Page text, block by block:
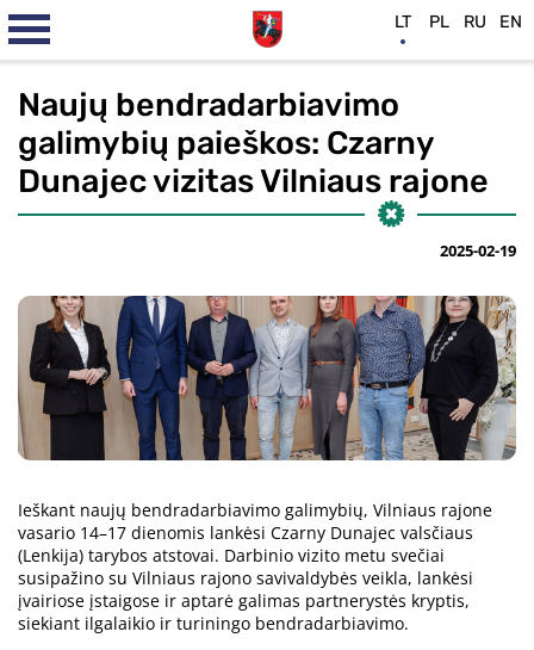
Naujų bendradarbiavimo
galimybių paieškos: Czarny
Dunajec vizitas Vilniaus rajone
2025-02-19
Ieškant naujų bendradarbiavimo galimybių, Vilniaus rajone
vasario 14–17 dienomis lankėsi Czarny Dunajec valsčiaus
(Lenkija) tarybos atstovai. Darbinio vizito metu svečiai
susipažino su Vilniaus rajono savivaldybės veikla, lankėsi
įvairiose įstaigose ir aptarė galimas partnerystės kryptis,
siekiant ilgalaikio ir turiningo bendradarbiavimo.
LT PL RU EN